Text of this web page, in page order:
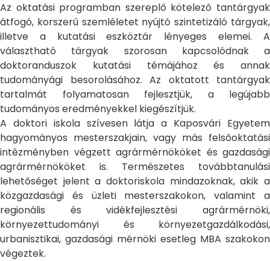
Az oktatási programban szereplő kötelező tantárgyak
átfogó, korszerű szemléletet nyújtó szintetizáló tárgyak,
illetve a kutatási eszköztár lényeges elemei. A
választható tárgyak szorosan kapcsolódnak a
doktoranduszok kutatási témájához és annak
tudományági besorolásához. Az oktatott tantárgyak
tartalmát folyamatosan fejlesztjük, a legújabb
tudományos eredményekkel kiegészítjük.
A doktori iskola szívesen látja a Kaposvári Egyetem
hagyományos mesterszakjain, vagy más felsőoktatási
intézményben végzett agrármérnököket és gazdasági
agrármérnököket is. Természetes továbbtanulási
lehetőséget jelent a doktoriskola mindazoknak, akik a
közgazdasági és üzleti mesterszakokon, valamint a
regionális és vidékfejlesztési agrármérnöki,
környezettudományi és környezetgazdálkodási,
urbanisztikai, gazdasági mérnöki esetleg MBA szakokon
végeztek.